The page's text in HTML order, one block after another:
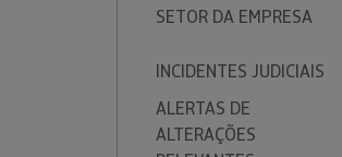
SETOR DA EMPRESA
INCIDENTES JUDICIAIS
ALERTAS DE
ALTERAÇÕES